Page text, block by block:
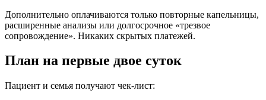
Дополнительно оплачиваются только повторные капельницы,
расширенные анализы или долгосрочное «трезвое
сопровождение». Никаких скрытых платежей.
План на первые двое суток
Пациент и семья получают чек-лист: